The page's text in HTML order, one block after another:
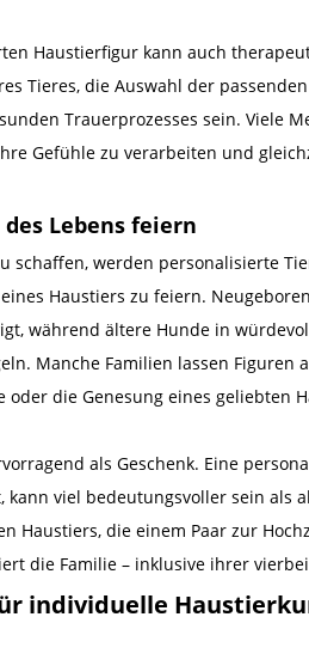
Haustierfigur kann auch
Tieres, die Auswahl der
Trauerprozesses sein. Viele
Gefühle zu verarbeiten und
Lebens feiern
schaffen, werden personalisierte
Haustiers zu feiern.
während ältere Hunde in
Manche Familien lassen Figuren
die Genesung eines geliebten
als Geschenk. Eine
viel bedeutungsvoller sein als
Haustiers, die einem Paar zur
die Familie – inklusive ihrer
individuelle